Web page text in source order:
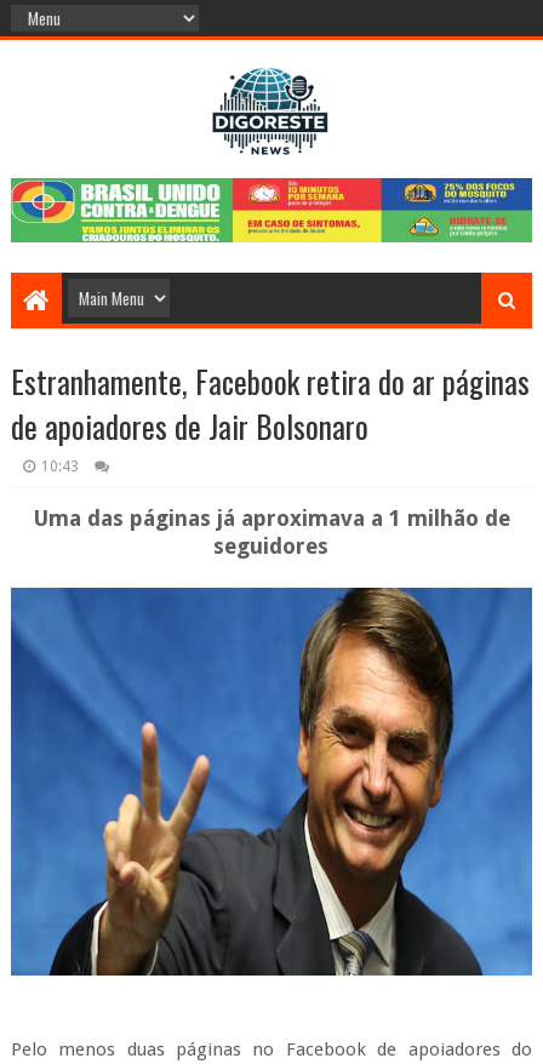
Estranhamente, Facebook retira do ar páginas
de apoiadores de Jair Bolsonaro
10:43
Uma das páginas já aproximava a 1 milhão de
seguidores
Pelo menos duas páginas no Facebook de apoiadores do